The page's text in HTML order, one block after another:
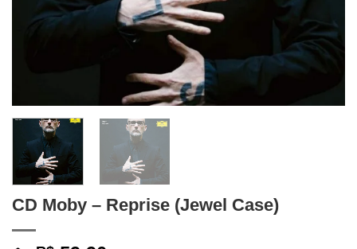
CD Moby – Reprise (Jewel Case)